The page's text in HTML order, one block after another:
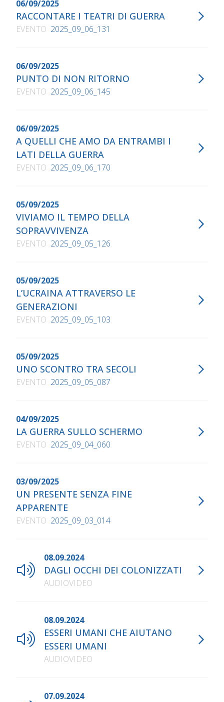
06/09/2025
RACCONTARE I TEATRI DI GUERRA
EVENTO 2025_09_06_131
06/09/2025
PUNTO DI NON RITORNO
EVENTO 2025_09_06_145
06/09/2025
A QUELLI CHE AMO DA ENTRAMBI I
LATI DELLA GUERRA
EVENTO 2025_09_06_170
05/09/2025
VIVIAMO IL TEMPO DELLA
SOPRAVVIVENZA
EVENTO 2025_09_05_126
05/09/2025
L’UCRAINA ATTRAVERSO LE
GENERAZIONI
EVENTO 2025_09_05_103
05/09/2025
UNO SCONTRO TRA SECOLI
EVENTO 2025_09_05_087
04/09/2025
LA GUERRA SULLO SCHERMO
EVENTO 2025_09_04_060
03/09/2025
UN PRESENTE SENZA FINE
APPARENTE
EVENTO 2025_09_03_014
08.09.2024
DAGLI OCCHI DEI COLONIZZATI
AUDIOVIDEO
08.09.2024
ESSERI UMANI CHE AIUTANO
ESSERI UMANI
AUDIOVIDEO
07.09.2024